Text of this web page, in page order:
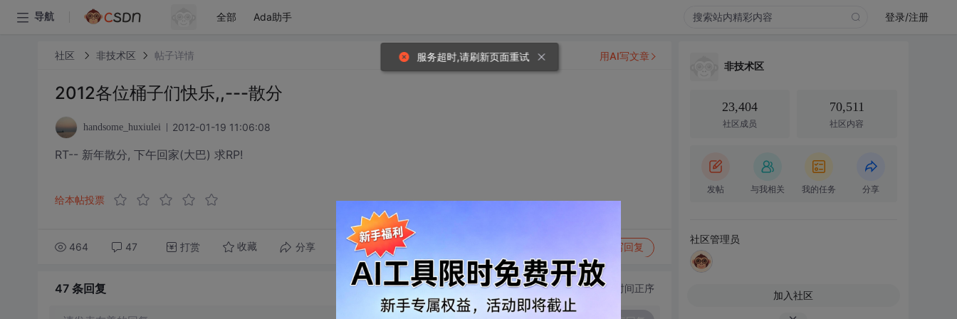
导航 全部 Ada助手 登录/注册
社区 非技术区 帖子详情
2012各位桶子们快乐,,---散分
handsome_huxiulei 2012-01-19 11:06:08
RT-- 新年散分, 下午回家(大巴) 求RP!
给本帖投票
464 47 打赏 收藏 分享 转发到动态 写回复
用AI写文章
47 条回复 切换为时间正序
非技术区
23,404
社区成员
70,511
社区内容
发帖 与我相关 我的任务 分享
社区管理员
加入社区
服务超时,请刷新页面重试